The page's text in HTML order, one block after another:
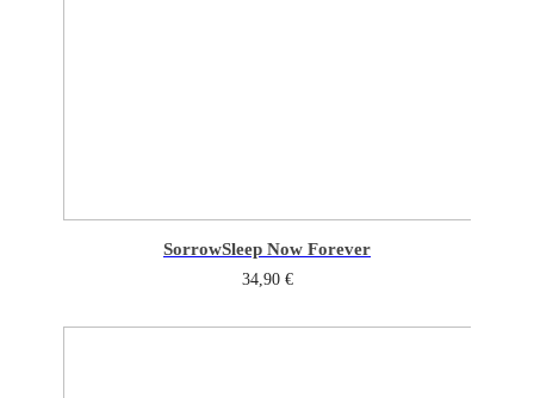
SorrowSleep Now Forever
34,90 €